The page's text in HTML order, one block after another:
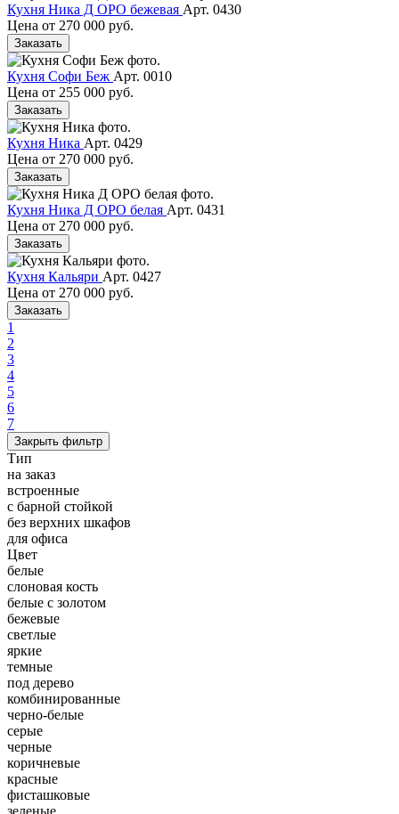
Кухня Ника Д ОРО бежевая Арт. 0430
Цена от 270 000 руб.
Заказать
Кухня Софи Беж Арт. 0010
Цена от 255 000 руб.
Заказать
Кухня Ника Арт. 0429
Цена от 270 000 руб.
Заказать
Кухня Ника Д ОРО белая Арт. 0431
Цена от 270 000 руб.
Заказать
Кухня Кальяри Арт. 0427
Цена от 270 000 руб.
Заказать
1
2
3
4
5
6
7
Закрыть фильтр
Тип
на заказ
встроенные
с барной стойкой
без верхних шкафов
для офиса
Цвет
белые
слоновая кость
белые с золотом
бежевые
светлые
яркие
темные
под дерево
комбинированные
черно-белые
серые
черные
коричневые
красные
фисташковые
зеленые